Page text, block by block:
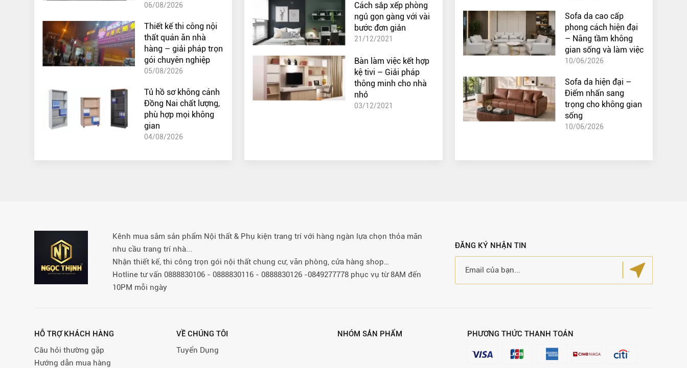
06/08/2026
Thiết kế thi công nội
thất quán ăn nhà
hàng – giải pháp trọn
gói chuyên nghiệp
05/08/2026
Tủ hồ sơ không cánh
Đồng Nai chất lượng,
phù hợp mọi không
gian
04/08/2026
Cách sắp xếp phòng
ngủ gọn gàng với vài
bước đơn giản
21/12/2021
Bàn làm việc kết hợp
kệ tivi – Giải pháp
thông minh cho nhà
nhỏ
03/12/2021
Sofa da cao cấp
phong cách hiện đại
– Nâng tầm không
gian sống và làm việc
10/06/2026
Sofa da hiện đại –
Điểm nhấn sang
trọng cho không gian
sống
10/06/2026
Kênh mua sắm sản phẩm Nội thất & Phụ kiện trang trí với hàng ngàn lựa chọn thỏa mãn
nhu cầu trang trí nhà...
Nhận thiết kế, thi công trọn gói nội thất chung cư, văn phòng, cửa hàng shop…
Hotline tư vấn 0888830106 - 0888830116 - 0888830126 -0849277778 phục vụ từ 8AM đến
10PM mỗi ngày
ĐĂNG KÝ NHẬN TIN
HỖ TRỢ KHÁCH HÀNG
Câu hỏi thường gặp
Hướng dẫn mua hàng
VỀ CHÚNG TÔI
Tuyển Dụng
NHÓM SẢN PHẨM PHƯƠNG THỨC THANH TOÁN